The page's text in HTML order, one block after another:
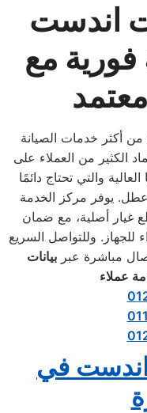
اندست
فورية مع
من أكثر خدمات الصيانة
الكثير من العملاء على
والتي تحتاج دائمًا
يوفر مركز الخدمة
غيار أصلية، مع ضمان
وللتواصل السريع
مباشرة عبر بيانات
عملاء
في